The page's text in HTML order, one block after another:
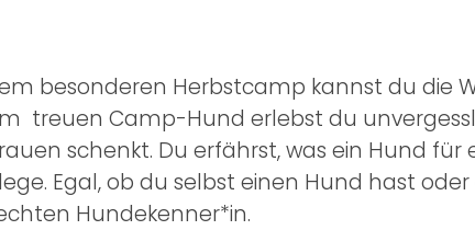
besonderen Herbstcamp kannst du die
treuen Camp-Hund erlebst du
schenkt. Du erfährst, was ein Hund
Egal, ob du selbst einen Hund hast
Hundekenner*in.